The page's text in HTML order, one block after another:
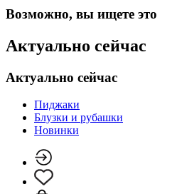
Возможно, вы ищете это
Актуально сейчас
Актуально сейчас
Пиджаки
Блузки и рубашки
Новинки